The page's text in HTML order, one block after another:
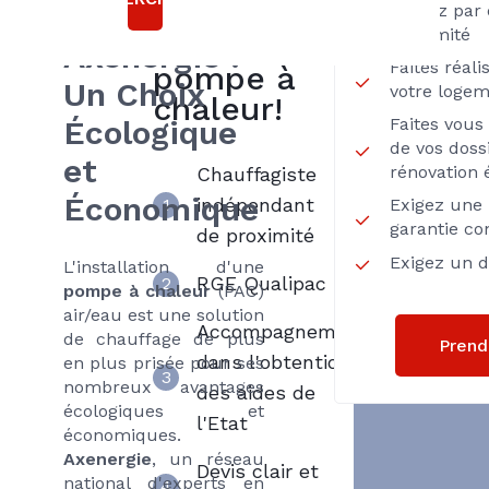
Air/Eau avec
Axenergie :
Un Choix
Écologique
et
Économique
L'installation d'une
pompe à chaleur(PAC)
air/eau est une solution
de chauffage de plus
en plus prisée pour ses
nombreux avantages
écologiques et
économiques.
Axenergie, un réseau
national d'experts en
Passez
Proximité
Faites
votre
Faites
de vos
rénovation
Exigez
garantie
Exigez un
Axenergie
pompe à
chaleur!
1
Chauffagiste
indépendant
de proximité
2 RGE Qualipac
3
Accompagnement
dans l'obtention
des aides de
l'Etat
Devis clair et